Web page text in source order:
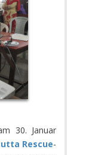
30. Januar
Rescue-